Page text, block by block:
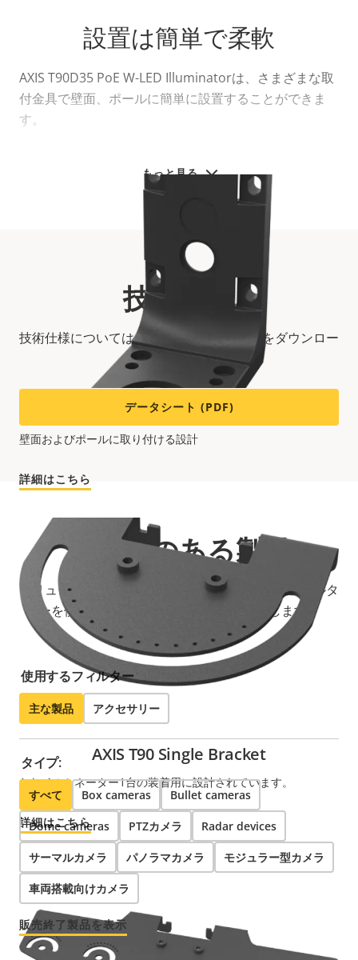
もっと見る
設置は簡単で柔軟
AXIS T90D35 PoE W-LED Illuminatorは、さまざまな取
付金具で壁面、ポールに簡単に設置することができま
す。
AXIS T90 Wall-and-Pole Mount
壁面およびポールに取り付ける設計
詳細はこちら
AXIS T90 Single Bracket
Axisイルミネーター1台の装着用に設計されています。
詳細はこちら
技術仕様
技術仕様については、以下のデータシートをダウンロー
ドしてください。
データシート (PDF)
互換性のある製品
ソリューションを最大限に活用してください。フィルタ
ーを使用して、互換性のある製品を検索します。
使用するフィルター
主な製品 アクセサリー
タイプ:
すべて Box cameras Bullet cameras
Dome cameras PTZカメラ Radar devices
サーマルカメラ パノラマカメラ モジュラー型カメラ
車両搭載向けカメラ
販売終了製品を表示